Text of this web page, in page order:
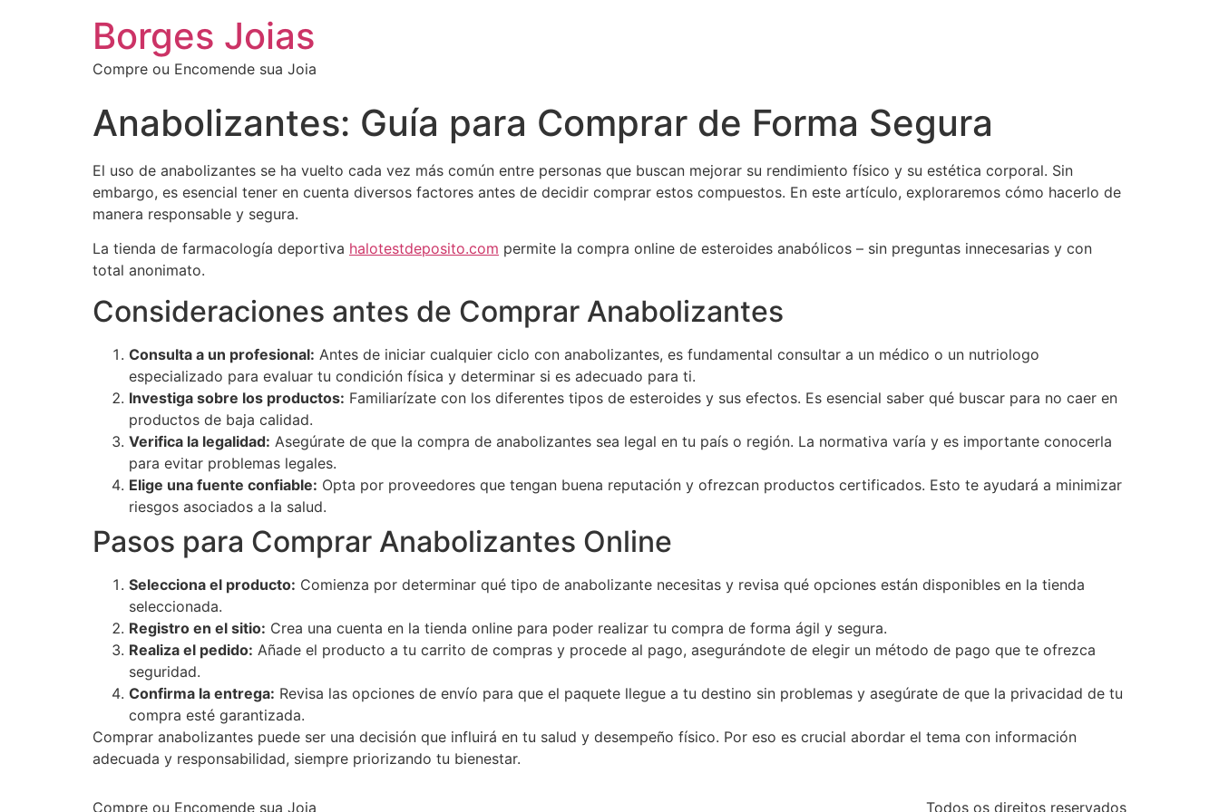
Borges Joias
Compre ou Encomende sua Joia
Anabolizantes: Guía para Comprar de Forma Segura
El uso de anabolizantes se ha vuelto cada vez más común entre personas que buscan mejorar su rendimiento físico y su estética corporal. Sin
embargo, es esencial tener en cuenta diversos factores antes de decidir comprar estos compuestos. En este artículo, exploraremos cómo hacerlo de
manera responsable y segura.
La tienda de farmacología deportiva halotestdeposito.com permite la compra online de esteroides anabólicos – sin preguntas innecesarias y con
total anonimato.
Consideraciones antes de Comprar Anabolizantes
Consulta a un profesional: Antes de iniciar cualquier ciclo con anabolizantes, es fundamental consultar a un médico o un nutriologo
especializado para evaluar tu condición física y determinar si es adecuado para ti.
Investiga sobre los productos: Familiarízate con los diferentes tipos de esteroides y sus efectos. Es esencial saber qué buscar para no caer en
productos de baja calidad.
Verifica la legalidad: Asegúrate de que la compra de anabolizantes sea legal en tu país o región. La normativa varía y es importante conocerla
para evitar problemas legales.
Elige una fuente confiable: Opta por proveedores que tengan buena reputación y ofrezcan productos certificados. Esto te ayudará a minimizar
riesgos asociados a la salud.
Pasos para Comprar Anabolizantes Online
Selecciona el producto: Comienza por determinar qué tipo de anabolizante necesitas y revisa qué opciones están disponibles en la tienda
seleccionada.
Registro en el sitio: Crea una cuenta en la tienda online para poder realizar tu compra de forma ágil y segura.
Realiza el pedido: Añade el producto a tu carrito de compras y procede al pago, asegurándote de elegir un método de pago que te ofrezca
seguridad.
Confirma la entrega: Revisa las opciones de envío para que el paquete llegue a tu destino sin problemas y asegúrate de que la privacidad de tu
compra esté garantizada.
Comprar anabolizantes puede ser una decisión que influirá en tu salud y desempeño físico. Por eso es crucial abordar el tema con información
adecuada y responsabilidad, siempre priorizando tu bienestar.
Compre ou Encomende sua Joia Todos os direitos reservados